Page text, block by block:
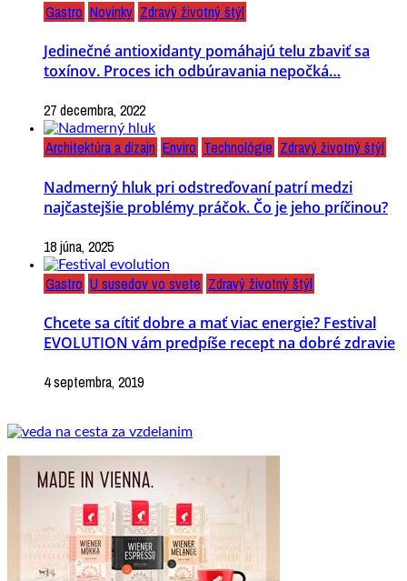
Gastro Novinky Zdravý životný štýl
Jedinečné antioxidanty pomáhajú telu zbaviť sa
toxínov. Proces ich odbúravania nepočká…
27 decembra, 2022
Architektúra a dizajn Enviro Technológie Zdravý životný štýl
Nadmerný hluk pri odstreďovaní patrí medzi
najčastejšie problémy práčok. Čo je jeho príčinou?
18 júna, 2025
Gastro U susedov vo svete Zdravý životný štýl
Chcete sa cítiť dobre a mať viac energie? Festival
EVOLUTION vám predpíše recept na dobré zdravie
4 septembra, 2019